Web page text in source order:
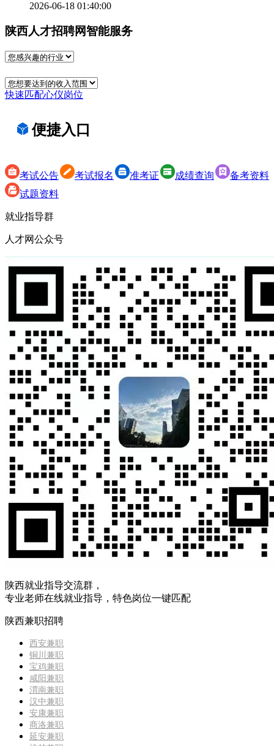
2026-06-18 01:40:00
陕西人才招聘网智能服务
快速匹配心仪岗位
便捷入口
考试公告 考试报名 准考证 成绩查询
备考资料
试题资料
就业指导群
人才网公众号
陕西就业指导交流群，
专业老师在线就业指导，特色岗位一键匹配
陕西兼职招聘
西安兼职
铜川兼职
宝鸡兼职
咸阳兼职
渭南兼职
汉中兼职
安康兼职
商洛兼职
延安兼职